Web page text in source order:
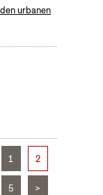
urbanen
1 2
5 >